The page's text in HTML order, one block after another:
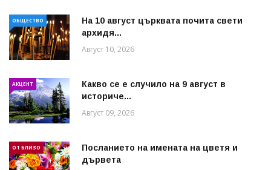
ОБЩЕСТВО
На 10 август църквата почита свети
архидя...
Август 10, 2026
АКЦЕНТ
Какво се е случило на 9 август в
историче...
Август 09, 2026
ОТ БЛИЗО
Посланието на имената на цветя и
дървета